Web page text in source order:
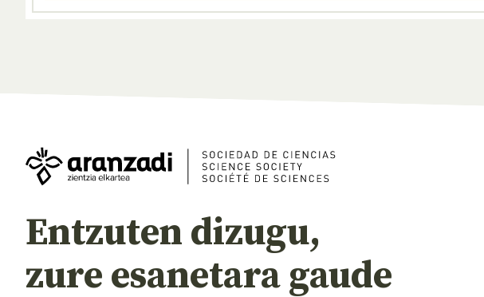
Entzuten dizugu,
zure esanetara gaude